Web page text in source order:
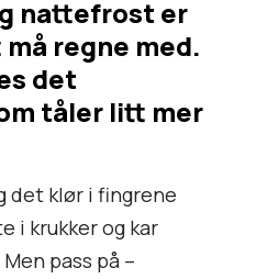
nattefrost er
regne med.
det
tåler litt mer
det klør i fingrene
i krukker og kar
pass på –